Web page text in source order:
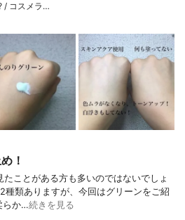
/ コスメラ…
！
たことがある方も多いのではないでしょ
種類ありますが、今回はグリーンをご紹
らか…続きを見る